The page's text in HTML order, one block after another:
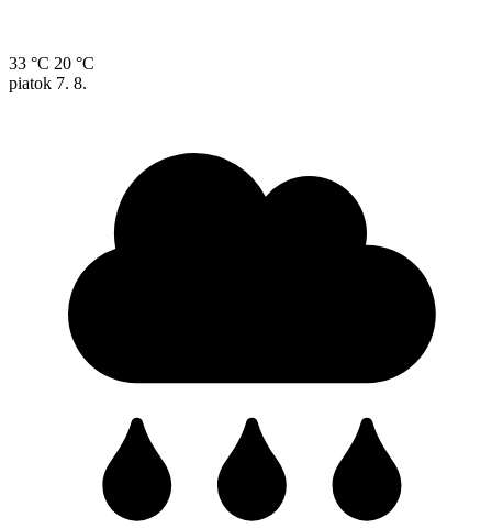
33 °C 20 °C
piatok 7. 8.